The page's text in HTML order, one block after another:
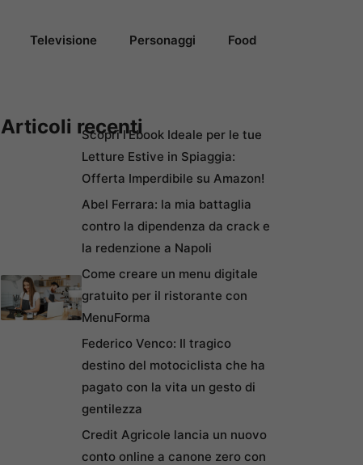
Televisione Personaggi Food
Articoli recentiScopri l’Ebook Ideale per le tue
Letture Estive in Spiaggia:
Offerta Imperdibile su Amazon!
Abel Ferrara: la mia battaglia
contro la dipendenza da crack e
la redenzione a Napoli
Come creare un menu digitale
gratuito per il ristorante con
MenuForma
Federico Venco: Il tragico
destino del motociclista che ha
pagato con la vita un gesto di
gentilezza
Credit Agricole lancia un nuovo
conto online a canone zero con